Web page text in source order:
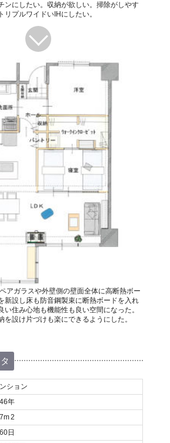
ンにしたい。収納が欲しい。掃除がしやす
リプルワイドいIHにしたい。
アガラスや外壁側の壁面全体に高断熱ボー
新設し床も防音鋼製束に断熱ボードを入れ
い住み心地も機能性も良い空間になった。
を設け片づけも楽にできるようにした。
ション
年
2
日